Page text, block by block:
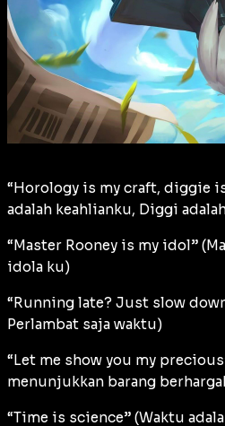
“Horology is my craft, diggie
adalah keahlianku, Diggi
“Master Rooney is my idol”
idola ku)
“Running late? Just slow
Perlambat saja waktu)
“Let me show you my
menunjukkan barang
“Time is science” (Waktu